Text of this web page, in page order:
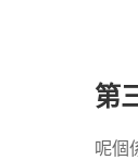
第
呢個